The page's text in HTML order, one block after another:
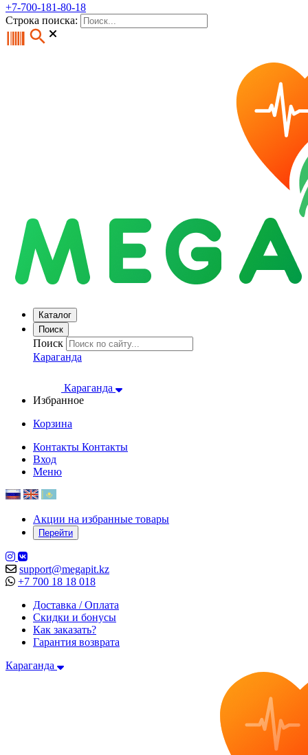
+7-700-181-80-18
Строка поиска:
Каталог
Поиск
Поиск
Караганда
Караганда
Избранное
Корзина
Контакты Контакты
Вход
Меню
Акции на избранные товары
Перейти
support@megapit.kz
+7 700 18 18 018
Доставка / Оплата
Скидки и бонусы
Как заказать?
Гарантия возврата
Караганда